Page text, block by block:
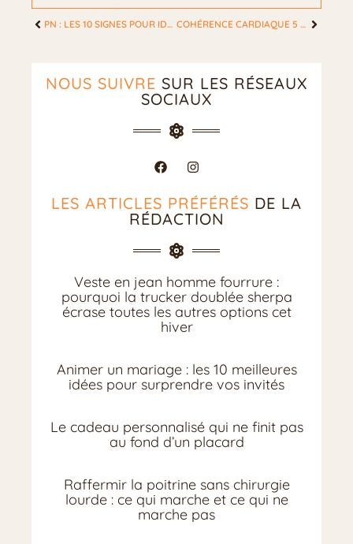
PN : LES 10 SIGNES POUR IDENTIFIER UN MANIPULATEUR TOXIQUE COHÉRENCE CARDIAQUE 5 5 : LA MÉTHODE EFFICACE POUR CALMER SON ESPRIT
NOUS SUIVRE SUR LES RÉSEAUX
SOCIAUX
LES ARTICLES PRÉFÉRÉS DE LA
RÉDACTION
Veste en jean homme fourrure :
pourquoi la trucker doublée sherpa
écrase toutes les autres options cet
hiver
Animer un mariage : les 10 meilleures
idées pour surprendre vos invités
Le cadeau personnalisé qui ne finit pas
au fond d’un placard
Raffermir la poitrine sans chirurgie
lourde : ce qui marche et ce qui ne
marche pas